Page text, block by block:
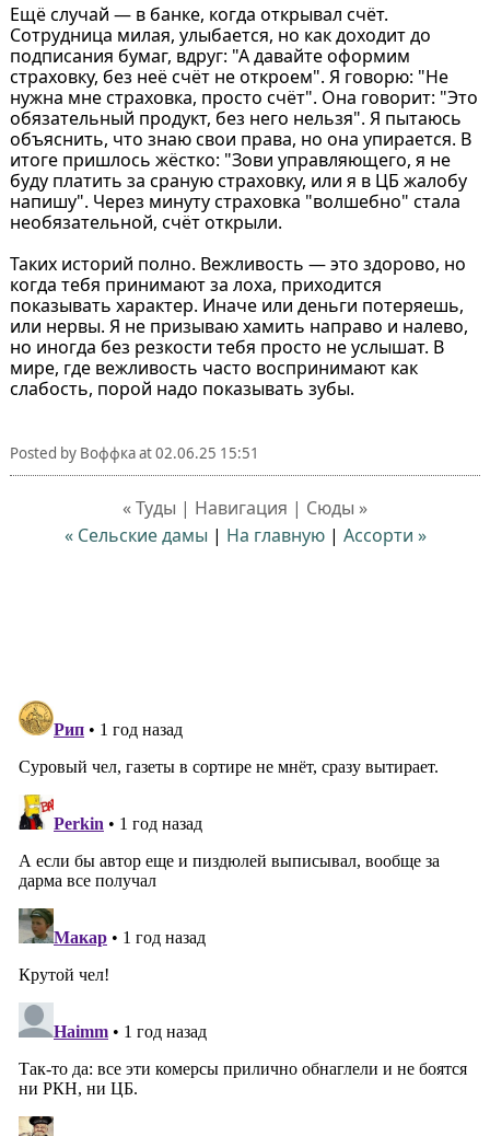
Ещё случай — в банке, когда открывал счёт.
Сотрудница милая, улыбается, но как доходит до
подписания бумаг, вдруг: "А давайте оформим
страховку, без неё счёт не откроем". Я говорю: "Не
нужна мне страховка, просто счёт". Она говорит: "Это
обязательный продукт, без него нельзя". Я пытаюсь
объяснить, что знаю свои права, но она упирается. В
итоге пришлось жёстко: "Зови управляющего, я не
буду платить за сраную страховку, или я в ЦБ жалобу
напишу". Через минуту страховка "волшебно" стала
необязательной, счёт открыли.
Таких историй полно. Вежливость — это здорово, но
когда тебя принимают за лоха, приходится
показывать характер. Иначе или деньги потеряешь,
или нервы. Я не призываю хамить направо и налево,
но иногда без резкости тебя просто не услышат. В
мире, где вежливость часто воспринимают как
слабость, порой надо показывать зубы.
Posted by Воффкаat02.06.25 15:51
« Туды | Навигация | Сюды »
« Сельские дамы | На главную| Ассорти »